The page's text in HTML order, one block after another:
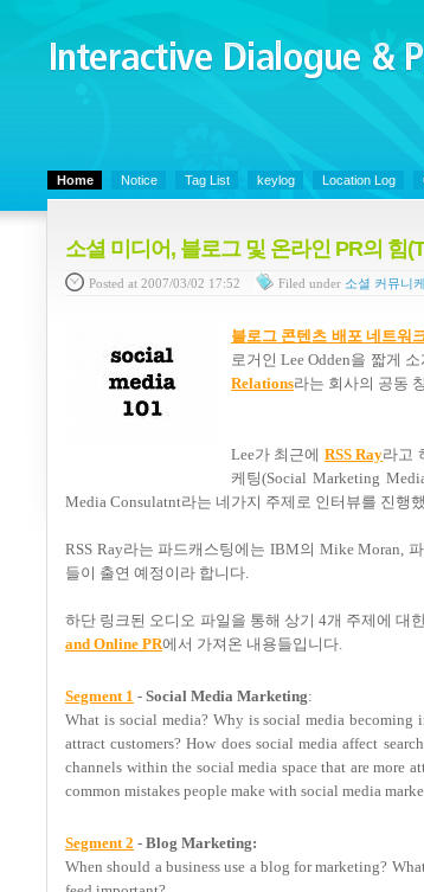
Interactive
PR 2.0
Home Notice Tag List keylog Location Log
소셜 미디어, 블로그 및 온라인 PR의 힘
Posted at 2007/03/02 17:52 Filed under 소셜 커뮤니
블로그 콘텐츠 배포 네트워
로거인 Lee Odden을 짧게
Relations라는 회사의 공동
Lee가 최근에 RSS Ray라고
케팅(Social Marketing
Media Consulatnt라는 네가지 주제로 인터뷰를 진행
RSS Ray라는 파드캐스팅에는 IBM의 Mike Moran,
들이 출연 예정이라 합니다.
하단 링크된 오디오 파일을 통해 상기 4개 주제에 대
and Online PR에서 가져온 내용들입니다.
Segment 1 - Social Media Marketing:
What is social media? Why is social media
attract customers? How does social media affect
channels within the social media space that are more
common mistakes people make with social media
Segment 2 - Blog Marketing:
When should a business use a blog for marketing?